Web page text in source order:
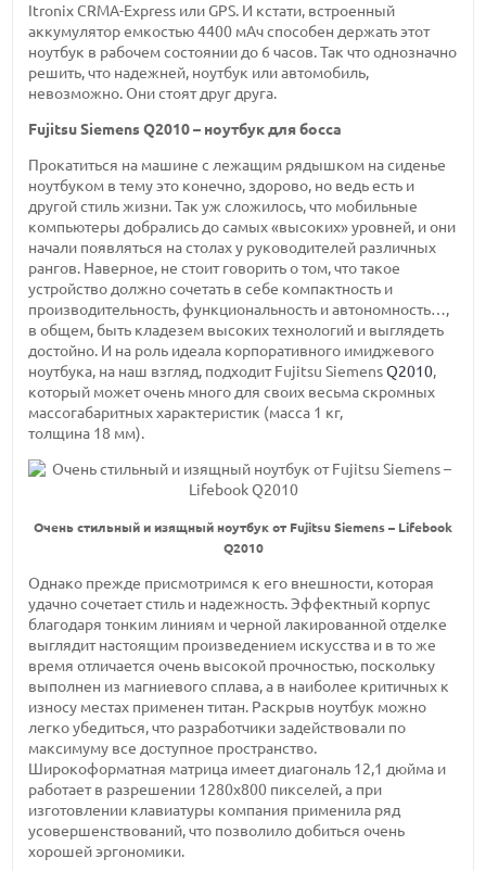
ItronixCRMA-Express или GPS. И кстати, встроенный
аккумуляторемкостью 4400 мАчспособен держать этот
ноутбук в рабочем состоянии до 6 часов.Так что однозначно
решить, что надежней, ноутбук или автомобиль,
невозможно. Они стоят друг друга.
FujitsuSiemens Q2010 – ноутбук для босса
Прокатиться на машине с лежащим рядышком на сиденье
ноутбуком в тему это конечно, здорово, но ведь есть и
другой стиль жизни. Так уж сложилось, что мобильные
компьютеры добрались до самых «высоких» уровней, и они
начали появляться на столах у руководителей различных
рангов. Наверное, не стоит говорить о том, что такое
устройство должно сочетать в себе компактность и
производительность, функциональность и автономность…,
в общем, быть кладезем высоких технологий и выглядеть
достойно. И на роль идеала корпоративного имиджевого
ноутбука, на наш взгляд, подходит Fujitsu SiemensQ2010,
который может очень много для своих весьма скромных
массогабаритных характеристик (масса 1 кг,
толщина 18 мм).
Очень стильный и изящный ноутбук от Fujitsu Siemens – Lifebook
Q2010
Однако прежде присмотримся к его внешности, которая
удачно сочетает стиль и надежность. Эффектный корпус
благодаря тонким линиям и черной лакированной отделке
выглядит настоящим произведением искусства и в то же
время отличается очень высокой прочностью, поскольку
выполнен из магниевого сплава, а в наиболее критичных к
износу местах применен титан. Раскрыв ноутбук можно
легко убедиться, что разработчики задействовали по
максимуму все доступное пространство.
Широкоформатная матрица имеетдиагональ 12,1 дюйма и
работает в разрешении 1280х800 пикселей,а при
изготовлении клавиатуры компания применила ряд
усовершенствований, что позволило добиться очень
хорошей эргономики.